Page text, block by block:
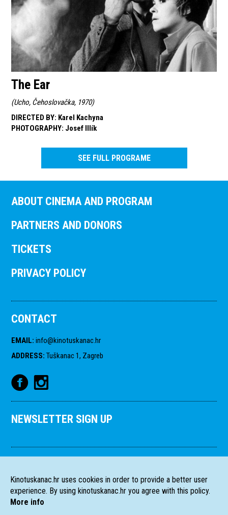
The Ear
(Ucho, Čehoslovačka, 1970)
DIRECTED BY: Karel Kachyna
PHOTOGRAPHY: Josef Illík
SEE FULL PROGRAME
ABOUT CINEMA AND PROGRAM
PARTNERS AND DONORS
TICKETS
PRIVACY POLICY
CONTACT
EMAIL: info@kinotuskanac.hr
ADDRESS: Tuškanac 1, Zagreb
NEWSLETTER SIGN UP
Kinotuskanac.hr uses cookies in order to provide a better user
experience. By using kinotuskanac.hr you agree with this policy.
More info